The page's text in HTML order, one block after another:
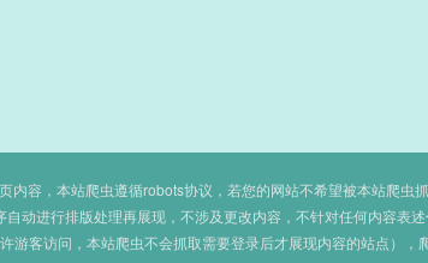
内容，本站爬虫遵循robots协议，若您的网站不希望被本站爬虫
动进行排版处理再展现，不涉及更改内容，不针对任何内容表
游客访问，本站爬虫不会抓取需要登录后才展现内容的站点）